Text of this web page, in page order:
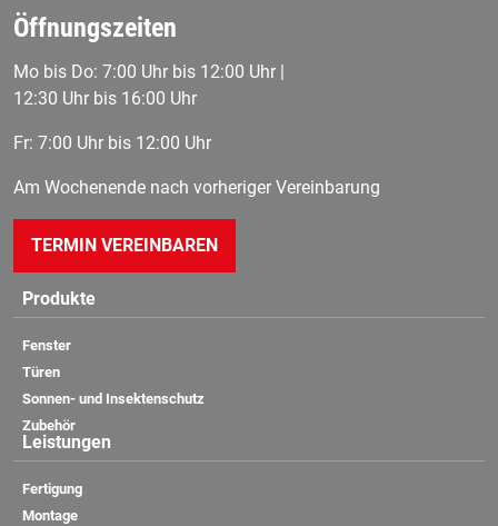
Öffnungszeiten
Mo bis Do: 7:00 Uhr bis 12:00 Uhr |
12:30 Uhr bis 16:00 Uhr
Fr: 7:00 Uhr bis 12:00 Uhr
Am Wochenende nach vorheriger Vereinbarung
TERMIN VEREINBAREN
Produkte
Fenster
Türen
Sonnen- und Insektenschutz
Zubehör
Leistungen
Fertigung
Montage